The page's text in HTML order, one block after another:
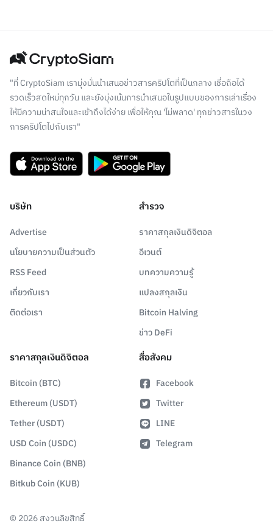
"ที่ CryptoSiam เรามุ่งมั่นนำเสนอข่าวสารคริปโตที่เป็นกลาง เชื่อถือได้
รวดเร็วสดใหม่ทุกวัน และยังมุ่งเน้นการนำเสนอในรูปแบบของการเล่าเรื่อง
ให้มีความน่าสนใจและเข้าถึงได้ง่าย เพื่อให้คุณ 'ไม่พลาด' ทุกข่าวสารในวง
การคริปโตไปกับเรา"
บริษัท
Advertise
นโยบายความเป็นส่วนตัว
RSS Feed
เกี่ยวกับเรา
ติดต่อเรา
สำรวจ
ราคาสกุลเงินดิจิตอล
อีเวนต์
บทความความรู้
แปลงสกุลเงิน
Bitcoin Halving
ข่าว DeFi
ราคาสกุลเงินดิจิตอล
Bitcoin (BTC)
Ethereum (USDT)
Tether (USDT)
USD Coin (USDC)
Binance Coin (BNB)
Bitkub Coin (KUB)
สื่อสังคม
Facebook
Twitter
LINE
Telegram
© 2026สงวนลิขสิทธิ์